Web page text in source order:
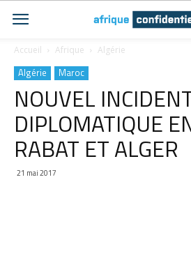
Accueil Afrique Algérie
Algérie Maroc
NOUVEL
DIPLOMATIQUE
RABAT ET ALGER
21 mai 2017